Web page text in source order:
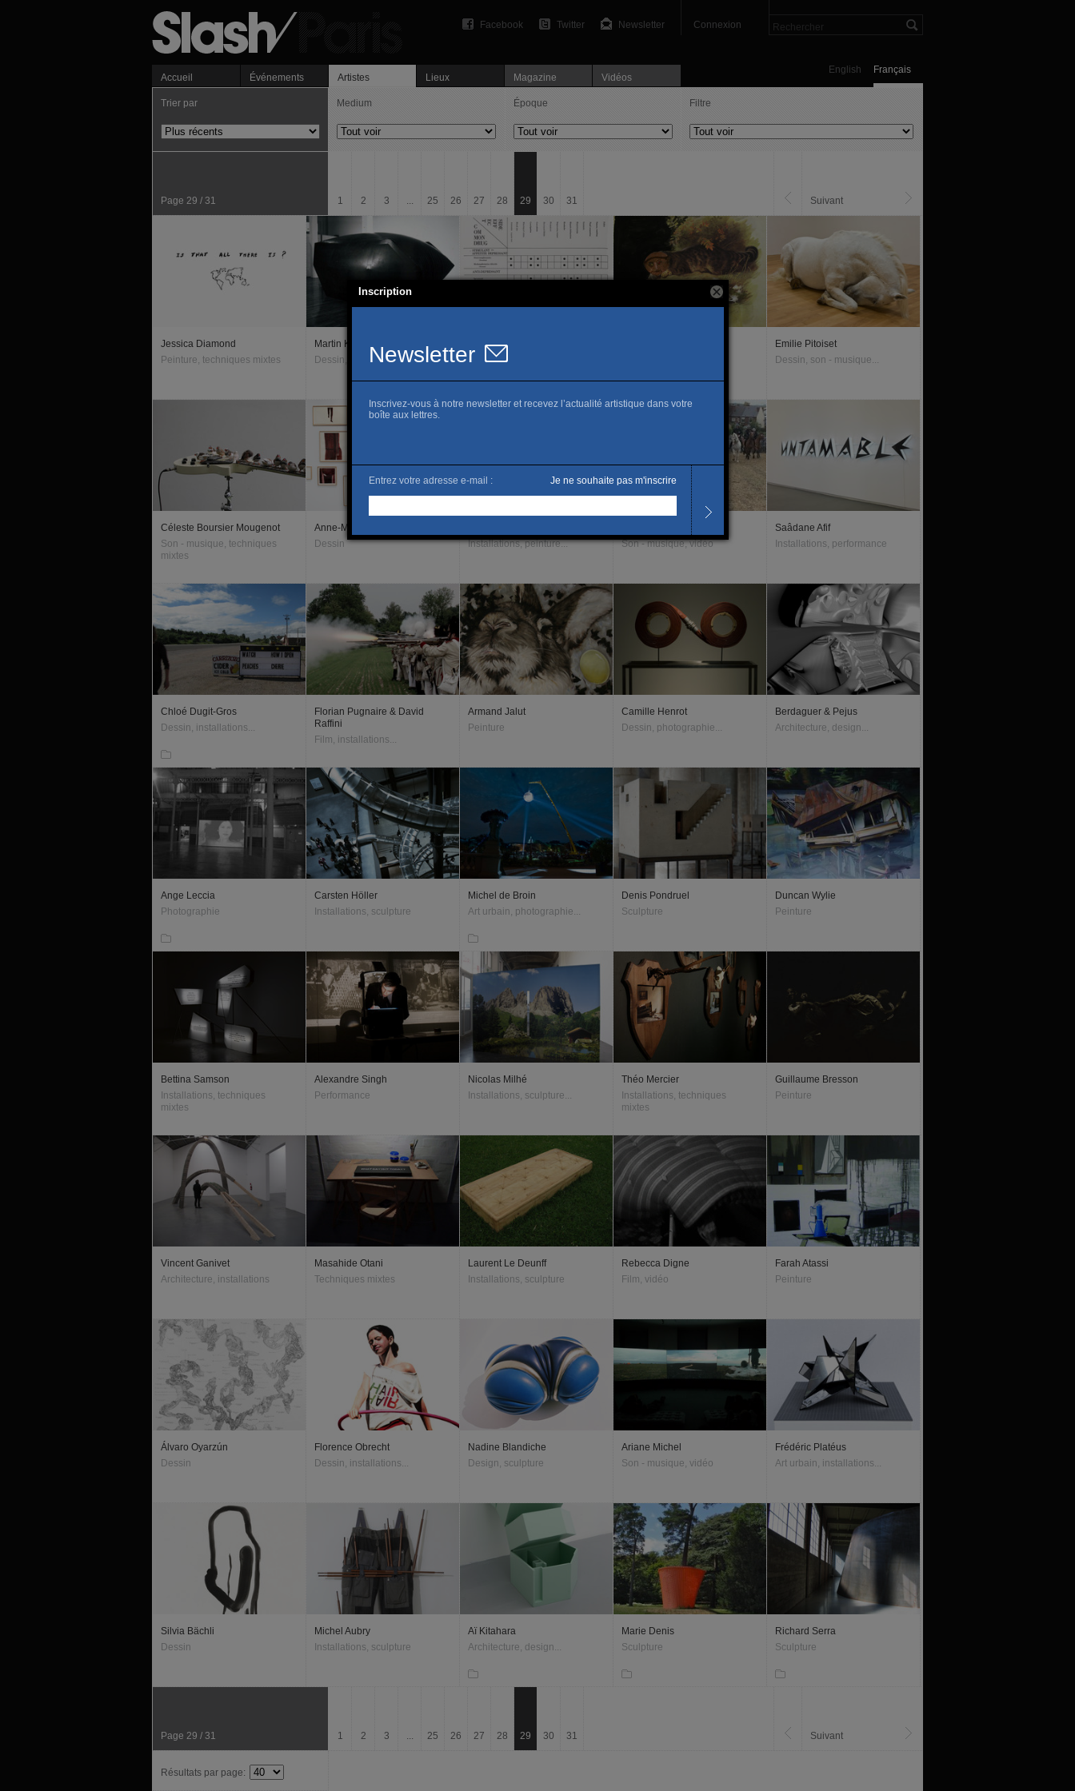
Connexion
Newsletter
Twitter
Facebook
Français
English
Accueil Événements Artistes Lieux Magazine Vidéos
Trier par Medium Époque Filtre
Page 29 / 31 1 2 3 ... 25 26 27 28 29 30 31 Suivant
Jessica Diamond
Peinture, techniques mixtes
Martin Kippenberger
Dessin, installations...
Dan Graham
Performance, son - musique...
Emilie Pitoiset
Dessin, son - musique...
Céleste Boursier Mougenot
Son - musique, techniques
mixtes
Anne-Marie Schneider
Dessin
Installations, peinture...
Son - musique, vidéo
Saâdane Afif
Installations, performance
Chloé Dugit-Gros
Dessin, installations...
Florian Pugnaire & David
Raffini
Film, installations...
Armand Jalut
Peinture
Camille Henrot
Dessin, photographie...
Berdaguer & Pejus
Architecture, design...
Ange Leccia
Photographie
Carsten Höller
Installations, sculpture
Michel de Broin
Art urbain, photographie...
Denis Pondruel
Sculpture
Duncan Wylie
Peinture
Bettina Samson
Installations, techniques
mixtes
Alexandre Singh
Performance
Nicolas Milhé
Installations, sculpture...
Théo Mercier
Installations, techniques
mixtes
Guillaume Bresson
Peinture
Vincent Ganivet
Architecture, installations
Masahide Otani
Techniques mixtes
Laurent Le Deunff
Installations, sculpture
Rebecca Digne
Film, vidéo
Farah Atassi
Peinture
Álvaro Oyarzún
Dessin
Florence Obrecht
Dessin, installations...
Nadine Blandiche
Design, sculpture
Ariane Michel
Son - musique, vidéo
Frédéric Platéus
Art urbain, installations...
Silvia Bächli
Dessin
Michel Aubry
Installations, sculpture
Aï Kitahara
Architecture, design...
Marie Denis
Sculpture
Richard Serra
Sculpture
Page 29 / 31 1 2 3 ... 25 26 27 28 29 30 31 Suivant
Résultats par page:
Inscription